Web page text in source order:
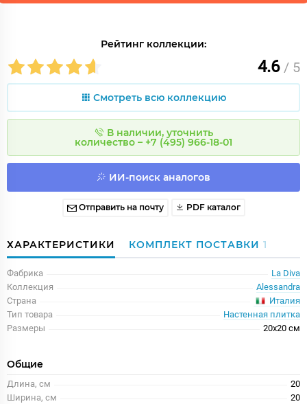
Рейтинг коллекции:
4.6 / 5
Смотреть всю коллекцию
В наличии, уточнить
количество – +7 (495) 966-18-01
ИИ-поиск аналогов
Отправить на почту PDF каталог
ХАРАКТЕРИСТИКИ КОМПЛЕКТ ПОСТАВКИ 1
Фабрика
La Diva
Коллекция
Alessandra
Страна
Италия
Тип товара
Настенная плитка
Размеры
20x20 см
Общие
Длина, см
20
Ширина, см
20